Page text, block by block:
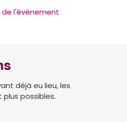
l'événement
déjà eu lieu, les
possibles.